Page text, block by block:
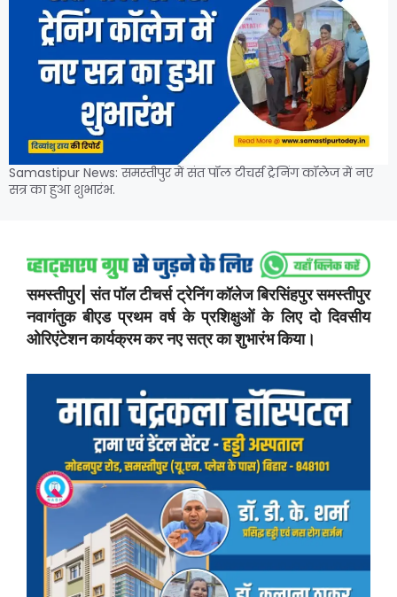
Samastipur News: समस्तीपुर में संत पॉल टीचर्स ट्रेनिंग कॉलेज में नए
सत्र का हुआ शुभारंभ.
समस्तीपुर| संत पॉल टीचर्स ट्रेनिंग कॉलेज बिरसिंहपुर समस्तीपुर
नवागंतुक बीएड प्रथम वर्ष के प्रशिक्षुओं के लिए दो दिवसीय
ओरिएंटेशन कार्यक्रम कर नए सत्र का शुभारंभ किया।